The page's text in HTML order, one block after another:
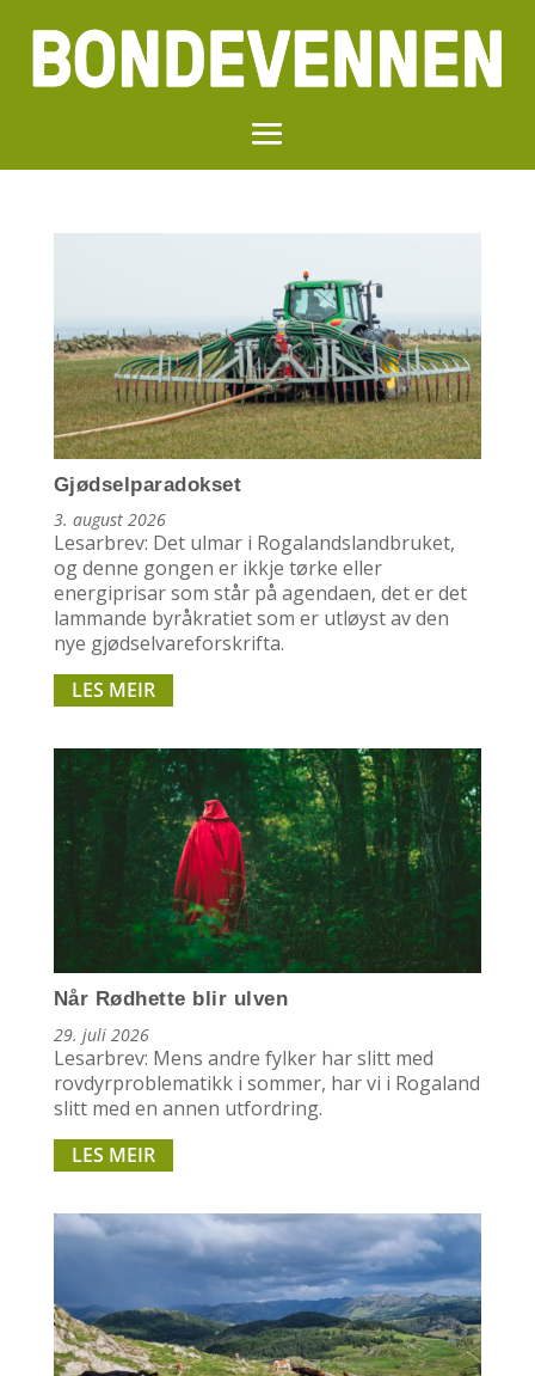
Gjødselparadokset
3. august 2026
Lesarbrev: Det ulmar i Rogalandslandbruket,
og denne gongen er ikkje tørke eller
energiprisar som står på agendaen, det er det
lammande byråkratiet som er utløyst av den
nye gjødselvareforskrifta.
LES MEIR
Når Rødhette blir ulven
29. juli 2026
Lesarbrev: Mens andre fylker har slitt med
rovdyrproblematikk i sommer, har vi i Rogaland
slitt med en annen utfordring.
LES MEIR